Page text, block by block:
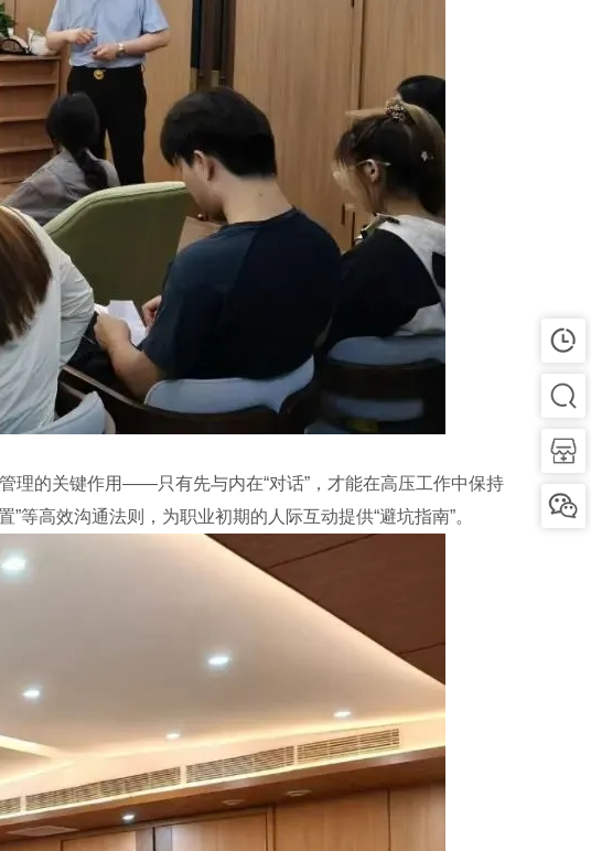
理的关键作用——只有先与内在“对话”，才能在高压工作中保持
高效沟通法则，为职业初期的人际互动提供“避坑指南”。